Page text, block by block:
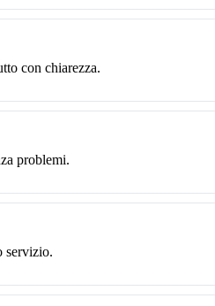
con chiarezza.
problemi.
servizio.